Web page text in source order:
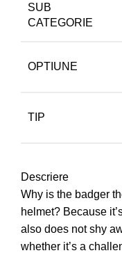
SUB
CATEGORIE
OPTIUNE
TIP
Descriere
Why is the badger
helmet? Because
also does not shy
whether it’s a